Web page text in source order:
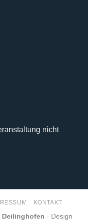
nicht
KONTAKT
Deilinghofen - Design